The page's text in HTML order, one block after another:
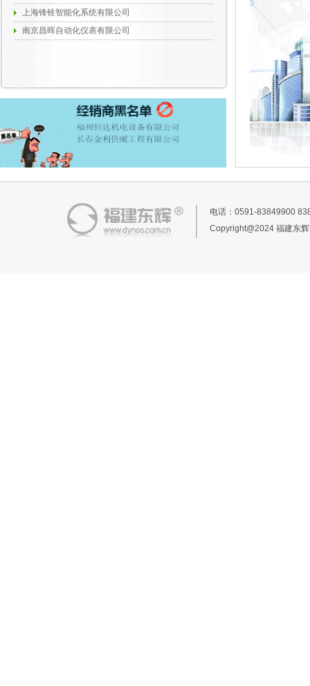
上海锋铨智能化系统有限公司
南京昌晖自动化仪表有限公司
电话：0591-83849900
Copyright@2024 福建东